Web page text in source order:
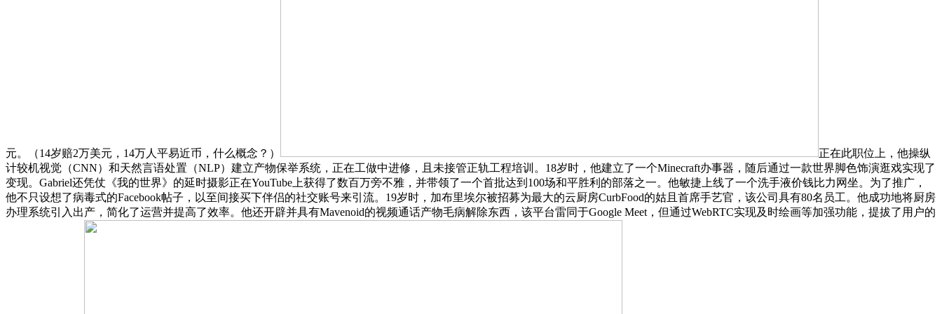
元。（14岁赔2万美元，14万人平易近币，什么概念？）
正在此职位上，他操纵
计较机视觉（CNN）和天然言语处置（NLP）建立产物保举系统，正在工做中进修，且未接管正轨工程培训。18岁时，他建立了一个Minecraft办事器，随后通过一款世界脚色饰演逛戏实现了
变现。Gabriel还凭仗《我的世界》的延时摄影正在YouTube上获得了数百万旁不雅，并带领了一个首批达到100场和平胜利的部落之一。他敏捷上线了一个洗手液价钱比力网坐。为了推广，
他不只设想了病毒式的Facebook帖子，以至间接买下伴侣的社交账号来引流。19岁时，加布里埃尔被招募为最大的云厨房CurbFood的姑且首席手艺官，该公司具有80名员工。他成功地将厨房
办理系统引入出产，简化了运营并提高了效率。他还开辟并具有Mavenoid的视频通话产物毛病解除东西，该平台雷同于Google Meet，但通过WebRTC实现及时绘画等加强功能，提拔了用户的